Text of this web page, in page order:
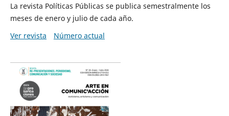
La revista Políticas Públicas se publica semestralmente los
meses de enero y julio de cada año.
Ver revista
Número actual